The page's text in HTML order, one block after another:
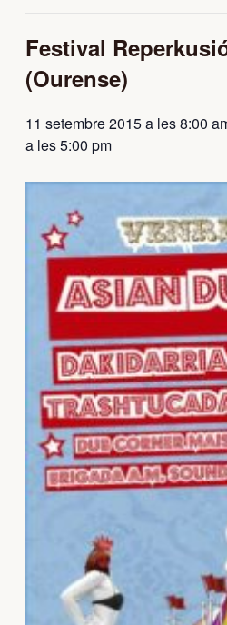
Festival
(Ourense)
11 setembre 2015 a les 8:00
a les 5:00 pm